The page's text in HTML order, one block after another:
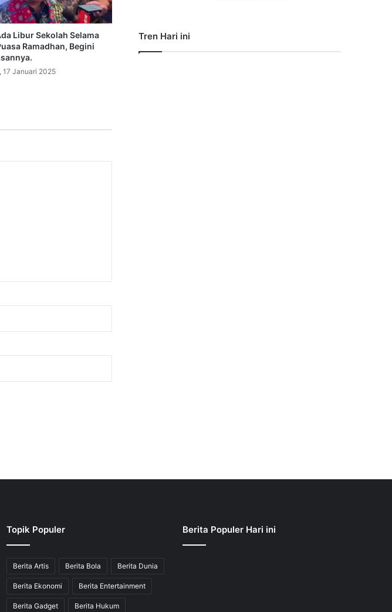
Libur Sekolah Selama
Ramadhan, Begini
17 Januari 2025
Tren Hari ini
Topik Populer
Berita Artis Berita Bola Berita Dunia
Berita Ekonomi Berita Entertainment
Berita Gadget Berita Hukum
Berita Populer Hari ini